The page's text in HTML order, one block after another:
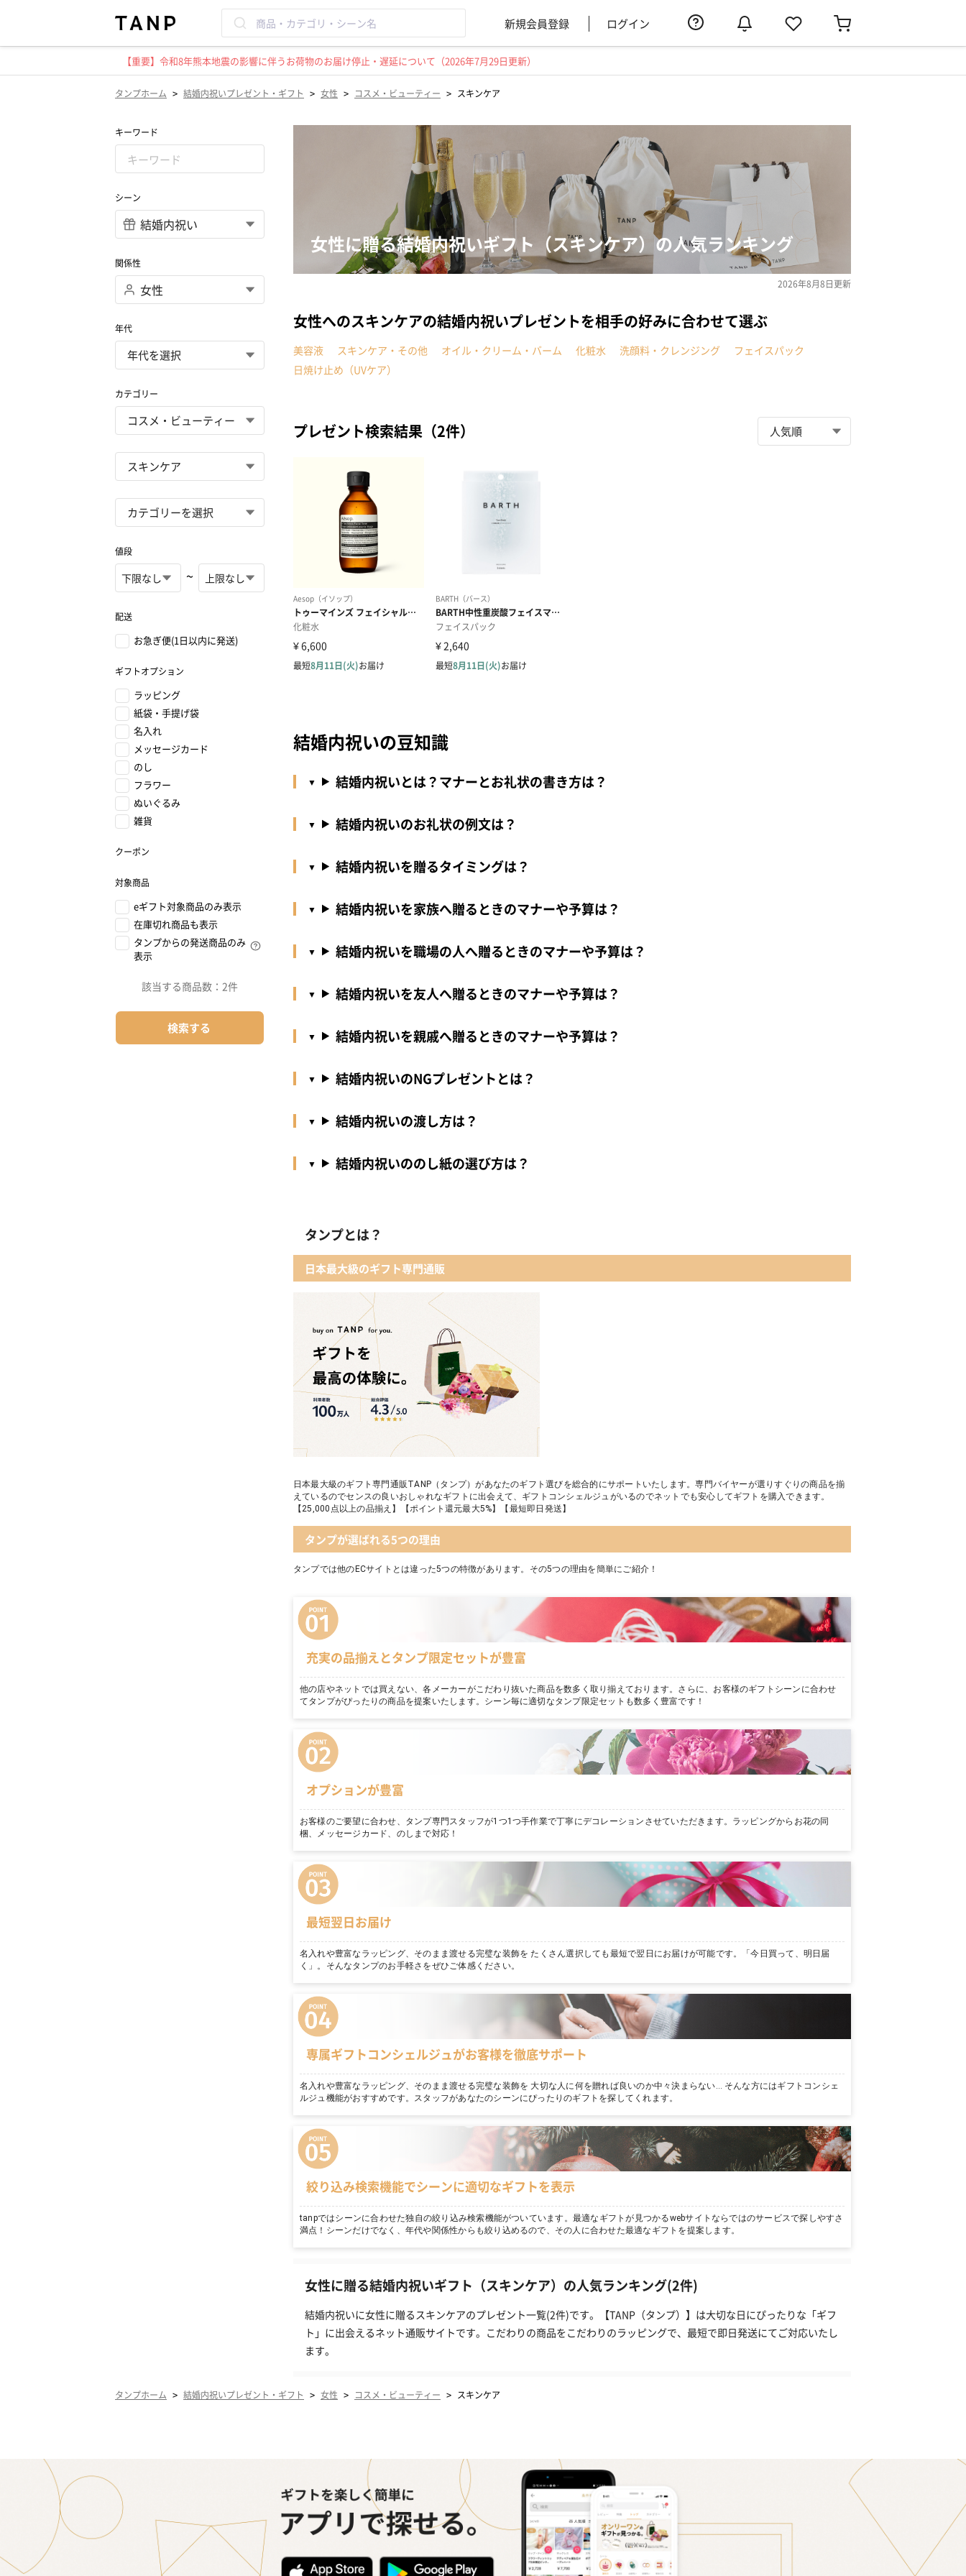
新規会員登録 ログイン
【重要】令和8年熊本地震の影響に伴うお荷物のお届け停止・遅延について（2026年7月29日更新）
タンプホーム > 結婚内祝いプレゼント・ギフト > 女性 > コスメ・ビューティー > スキンケア
キーワード
シーン
関係性
年代
カテゴリー
値段
~
配送
お急ぎ便(1日以内に発送)
ギフトオプション
ラッピング
紙袋・手提げ袋
名入れ
メッセージカード
のし
フラワー
ぬいぐるみ
雑貨
クーポン
対象商品
eギフト対象商品のみ表示
在庫切れ商品も表示
タンプからの発送商品のみ
表示
該当する商品数： 2件
検索する
女性に贈る結婚内祝いギフト（スキンケア）の人気ランキング
2026年8月8日更新
女性へのスキンケアの結婚内祝いプレゼントを相手の好みに合わせて選ぶ
美容液 スキンケア・その他 オイル・クリーム・バーム 化粧水 洗顔料・クレンジング
フェイスパック
日焼け止め（UVケア）
プレゼント検索結果（2件）
結婚内祝いの豆知識
結婚内祝いとは？マナーとお礼状の書き方は？
結婚内祝いのお礼状の例文は？
結婚内祝いを贈るタイミングは？
結婚内祝いを家族へ贈るときのマナーや予算は？
結婚内祝いを職場の人へ贈るときのマナーや予算は？
結婚内祝いを友人へ贈るときのマナーや予算は？
結婚内祝いを親戚へ贈るときのマナーや予算は？
結婚内祝いのNGプレゼントとは？
結婚内祝いの渡し方は？
結婚内祝いののし紙の選び方は？
タンプとは？
日本最大級のギフト専門通販
日本最大級のギフト専門通販TANP（タンプ）があなたのギフト選びを総合的にサポートいたします。専門バイヤーが選りすぐりの商品を揃
えているのでセンスの良いおしゃれなギフトに出会えて、ギフトコンシェルジュがいるのでネットでも安心してギフトを購入できます。
【25,000点以上の品揃え】【ポイント還元最大5%】【最短即日発送】
タンプが選ばれる5つの理由
タンプでは他のECサイトとは違った5つの特徴があります。その5つの理由を簡単にご紹介！
充実の品揃えとタンプ限定セットが豊富
他の店やネットでは買えない、各メーカーがこだわり抜いた商品を数多く取り揃えております。さらに、お客様のギフトシーンに合わせ
てタンプがぴったりの商品を提案いたします。シーン毎に適切なタンプ限定セットも数多く豊富です！
オプションが豊富
お客様のご要望に合わせ、タンプ専門スタッフが1つ1つ手作業で丁寧にデコレーションさせていただきます。ラッピングからお花の同
梱、メッセージカード、のしまで対応！
最短翌日お届け
名入れや豊富なラッピング、そのまま渡せる完璧な装飾を たくさん選択しても最短で翌日にお届けが可能です。「今日買って、明日届
く」。そんなタンプのお手軽さをぜひご体感ください。
専属ギフトコンシェルジュがお客様を徹底サポート
名入れや豊富なラッピング、そのまま渡せる完璧な装飾を 大切な人に何を贈れば良いのか中々決まらない… そんな方にはギフトコンシェ
ルジュ機能がおすすめです。スタッフがあなたのシーンにぴったりのギフトを探してくれます。
絞り込み検索機能でシーンに適切なギフトを表示
tanpではシーンに合わせた独自の絞り込み検索機能がついています。最適なギフトが見つかるwebサイトならではのサービスで探しやすさ
満点！シーンだけでなく、年代や関係性からも絞り込めるので、その人に合わせた最適なギフトを提案します。
女性に贈る結婚内祝いギフト（スキンケア）の人気ランキング(2件)
結婚内祝いに女性に贈るスキンケアのプレゼント一覧(2件)です。【TANP（タンプ）】は大切な日にぴったりな「ギフ
ト」に出会えるネット通販サイトです。こだわりの商品をこだわりのラッピングで、最短で即日発送にてご対応いたし
ます。
タンプホーム > 結婚内祝いプレゼント・ギフト > 女性 > コスメ・ビューティー > スキンケア